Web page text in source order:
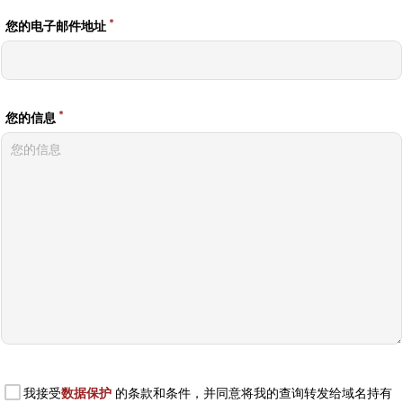
您的电子邮件地址 *
您的信息 *
我接受数据保护 的条款和条件，并同意将我的查询转发给域名持有